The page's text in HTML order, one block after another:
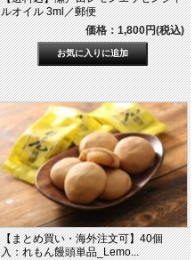
ルオイル 3ml／郵便
価格：1,800円(税込)
【まとめ買い・海外注文可】40個
入：れもん饅頭単品_Lemo...